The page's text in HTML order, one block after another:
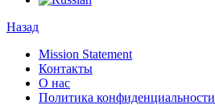
Назад
Mission Statement
Контакты
О нас
Политика конфиденциальности